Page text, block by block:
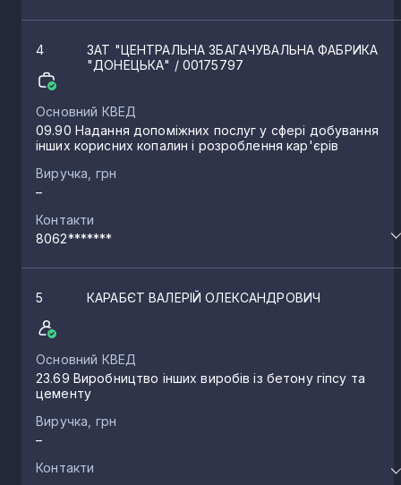
4
ЗАТ "ЦЕНТРАЛЬНА ЗБАГАЧУВАЛЬНА ФАБРИКА
"ДОНЕЦЬКА" / 00175797
Основний КВЕД
09.90 Надання допоміжних послуг у сфері добування
інших корисних копалин і розроблення кар'єрів
Виручка, грн
–
Контакти
8062*******
5 КАРАБЄТ ВАЛЕРІЙ ОЛЕКСАНДРОВИЧ
Основний КВЕД
23.69 Виробництво інших виробів із бетону гіпсу та
цементу
Виручка, грн
–
Контакти